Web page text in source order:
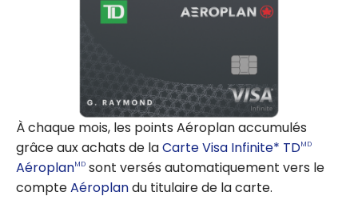
À chaque mois, les points Aéroplan accumulés
grâce aux achats de laCarte Visa Infinite* TDMD
AéroplanMD sont versés automatiquement vers le
compteAéroplandu titulaire de la carte.